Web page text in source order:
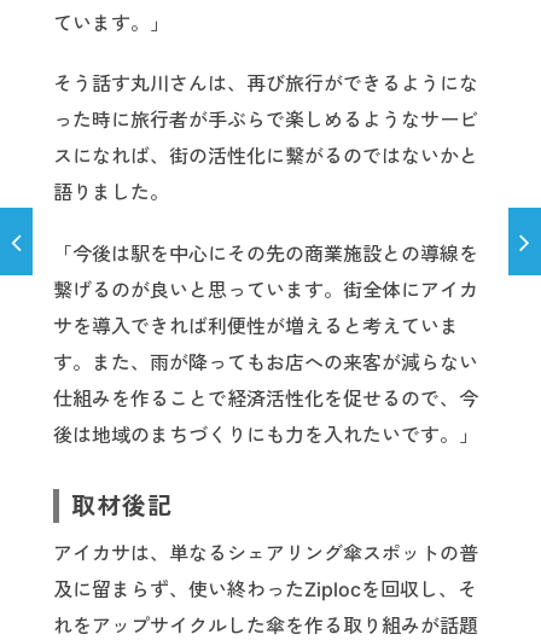
ています。」
そう話す丸川さんは、再び旅行ができるようにな
った時に旅行者が手ぶらで楽しめるようなサービ
スになれば、街の活性化に繋がるのではないかと
語りました。
「今後は駅を中心にその先の商業施設との導線を
繋げるのが良いと思っています。街全体にアイカ
サを導入できれば利便性が増えると考えていま
す。また、雨が降ってもお店への来客が減らない
仕組みを作ることで経済活性化を促せるので、今
後は地域のまちづくりにも力を入れたいです。」
取材後記
アイカサは、単なるシェアリング傘スポットの普
及に留まらず、使い終わったZiplocを回収し、そ
れをアップサイクルした傘を作る取り組みが話題